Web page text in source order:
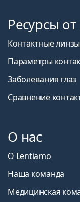
Ресурсы
Контактные
Параметры
Заболевания глаз
Сравнение
О нас
О Lentiamo
Наша команда
Медицинская